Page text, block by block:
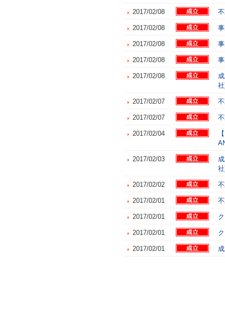
2017/02/08
2017/02/08
2017/02/08
2017/02/08
2017/02/08
2017/02/07
2017/02/07
2017/02/04
2017/02/03
2017/02/02
2017/02/01
2017/02/01
2017/02/01
2017/02/01